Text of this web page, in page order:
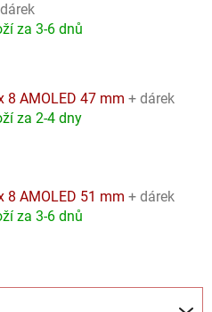
za 3-6 dnů
8 AMOLED 47 mm + dárek
za 2-4 dny
8 AMOLED 51 mm + dárek
za 3-6 dnů